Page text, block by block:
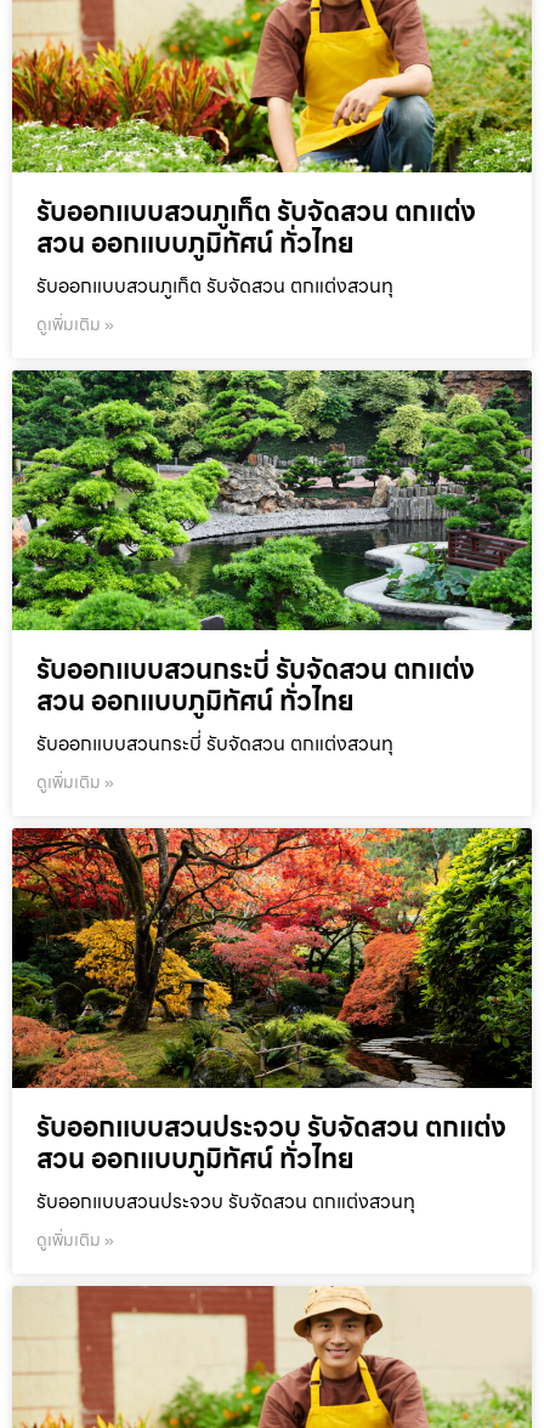
รับออกแบบสวนภูเก็ต รับจัดสวน ตกแต่ง
สวน ออกแบบภูมิทัศน์ ทั่วไทย
รับออกแบบสวนภูเก็ต รับจัดสวน ตกแต่งสวนทุ
ดูเพิ่มเติม »
รับออกแบบสวนกระบี่ รับจัดสวน ตกแต่ง
สวน ออกแบบภูมิทัศน์ ทั่วไทย
รับออกแบบสวนกระบี่ รับจัดสวน ตกแต่งสวนทุ
ดูเพิ่มเติม »
รับออกแบบสวนประจวบ รับจัดสวน ตกแต่ง
สวน ออกแบบภูมิทัศน์ ทั่วไทย
รับออกแบบสวนประจวบ รับจัดสวน ตกแต่งสวนทุ
ดูเพิ่มเติม »